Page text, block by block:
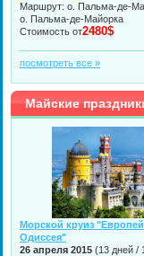
Маршрут: о. Пальма-де-
о. Пальма-де-Майорка
Стоимость от2480$
посмотреть все »
Майские
Морской круиз
Одиссея"
26 апреля 2015 (13 дней /